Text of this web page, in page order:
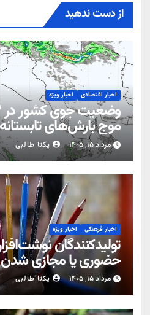
از دست ندهید
اخبار اقتصادی اخبار ویژه
موج بارش‌های تابستانه در
مرداد ۱۵, ۱۴۰۵ یکتا طالبی
اخبار فرهنگی اخبار ویژه
تولیدکنندگان
حضوری یا مجازی
مرداد ۱۵, ۱۴۰۵ یکتا طالبی